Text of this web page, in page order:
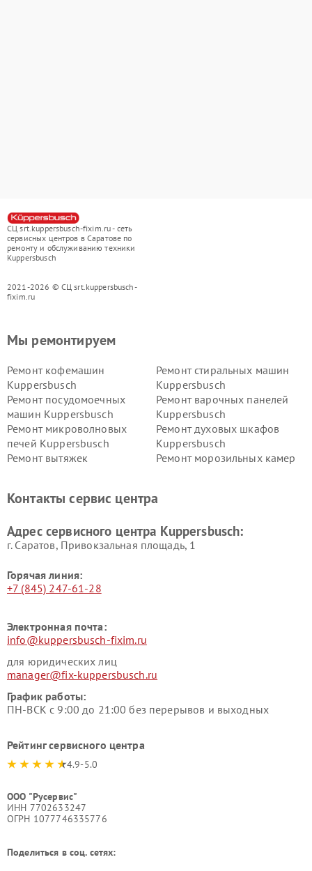
СЦ srt.kuppersbusch-fixim.ru - сеть
сервисных центров в Саратове по
ремонту и обслуживанию техники
Kuppersbusch
2021-2026 © СЦ srt.kuppersbusch-
fixim.ru
Мы ремонтируем
Ремонт кофемашин
Kuppersbusch
Ремонт стиральных машин
Kuppersbusch
Ремонт посудомоечных
машин Kuppersbusch
Ремонт варочных панелей
Kuppersbusch
Ремонт микроволновых
печей Kuppersbusch
Ремонт духовых шкафов
Kuppersbusch
Ремонт вытяжек
Ремонт морозильных камер
Kuppersbusch
вакуумных упаковщиков
Ремонт сушильных машин Kuppersbusch
Контакты сервис центра
Адрес сервисного центра Kuppersbusch:
г. Саратов, Привокзальная площадь, 1
Горячая линия:
+7 (845) 247-61-28
Электронная почта:
info@kuppersbusch-fixim.ru
для юридических лиц
manager@fix-kuppersbusch.ru
График работы:
ПН-ВСК с 9:00 до 21:00 без перерывов и выходных
Рейтинг сервисного центра
4.9-5.0
ООО "Русервис"
ИНН 7702633247
ОГРН 1077746335776
Поделиться в соц. сетях: